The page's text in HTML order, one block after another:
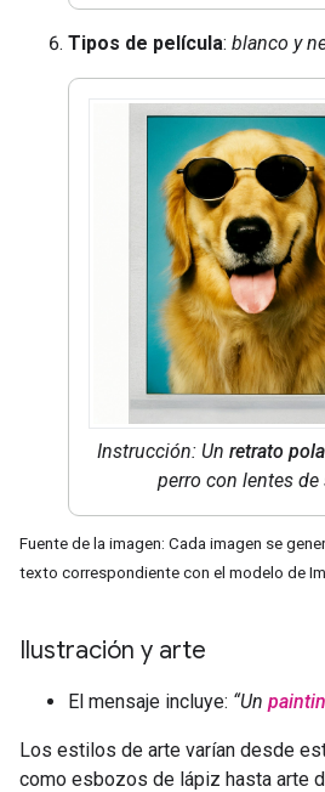
Tipos de película: blanco y
Instrucción: Un retrato
perro con lentes de
Fuente de la imagen: Cada imagen se
texto correspondiente con el modelo de
Ilustración y arte
El mensaje incluye: “Un
Los estilos de arte varían desde
como esbozos de lápiz hasta arte